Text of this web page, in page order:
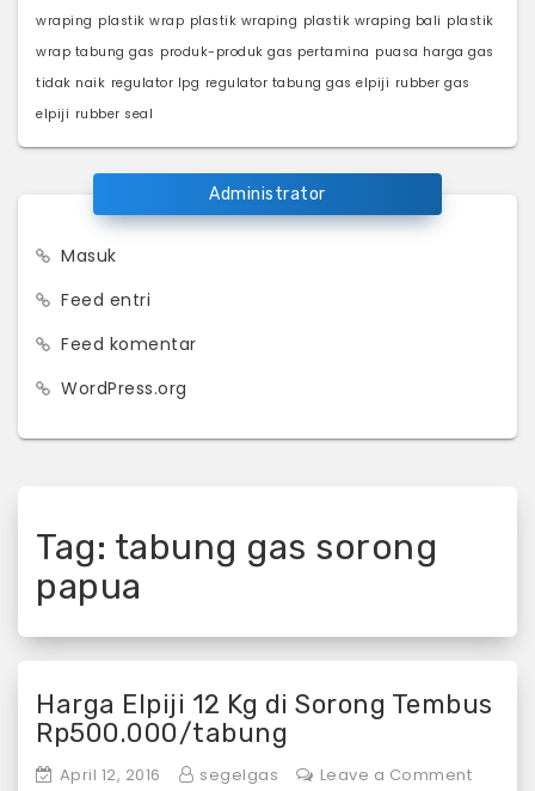
wraping plastik wrap plastik wraping plastik wraping bali plastik
wrap tabung gas produk-produk gas pertamina puasa harga gas
tidak naik regulator lpg regulator tabung gas elpiji rubber gas
elpiji rubber seal
Administrator
Masuk
Feed entri
Feed komentar
WordPress.org
Tag: tabung gas sorong
papua
Harga Elpiji 12 Kg di Sorong Tembus
Rp500.000/tabung
April 12, 2016 segelgas Leave a Commenton